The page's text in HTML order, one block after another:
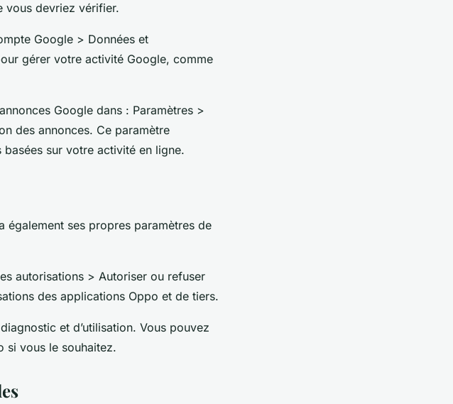
vous devriez vérifier.
Google > Données et
gérer votre activité Google, comme
Google dans : Paramètres >
des annonces. Ce paramètre
sur votre activité en ligne.
également ses propres paramètres de
autorisations > Autoriser ou refuser
des applications Oppo et de tiers.
et d’utilisation. Vous pouvez
si vous le souhaitez.